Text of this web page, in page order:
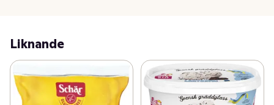
Liknande